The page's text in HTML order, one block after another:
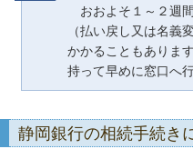
おおよそ１～２週
（払い戻し又は名義
かかることもありま
持って早めに窓口へ
静岡銀行の相続手続き